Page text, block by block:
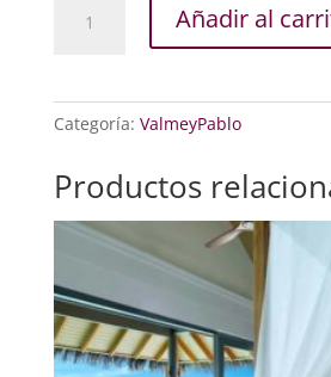
pared
Añadir al
Categoría: ValmeyPablo
Productos